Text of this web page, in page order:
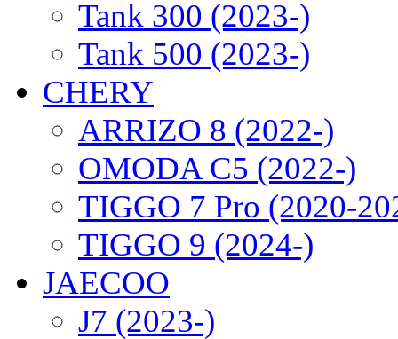
Tank 300 (2023-)
Tank 500 (2023-)
CHERY
ARRIZO 8 (2022-)
OMODA C5 (2022-)
TIGGO 7 Pro (2020-
TIGGO 9 (2024-)
JAECOO
J7 (2023-)